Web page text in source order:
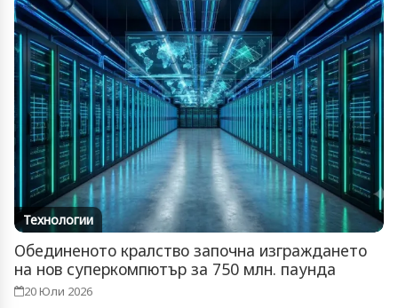
Технологии
Обединеното кралство започна изграждането
на нов суперкомпютър за 750 млн. паунда
20 Юли 2026